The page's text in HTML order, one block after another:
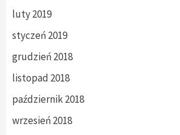
luty 2019
styczeń 2019
grudzień 2018
listopad 2018
październik 2018
wrzesień 2018